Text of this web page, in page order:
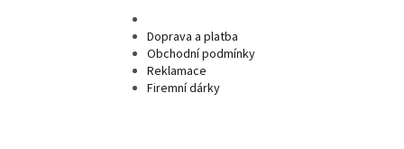
Doprava a platba
Obchodní podmínky
Reklamace
Firemní dárky